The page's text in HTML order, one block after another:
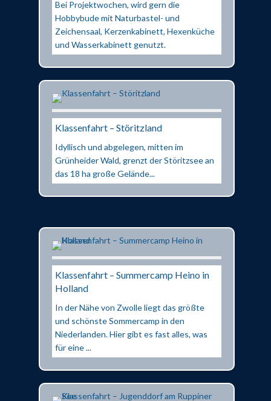
Bei Projektwochen, wird gern die
Hobbybude mit Naturbastel- und
Zeichensaal, Kerzenkabinett, Hexenküche
und Wasserkabinett genutzt.
Klassenfahrt – Störitzland
Idyllisch und abgelegen, mitten im
Grünheider Wald, grenzt der Störitzsee an
das 18 ha große Gelände...
Klassenfahrt – Summercamp Heino in
Holland
In der Nähe von Zwolle liegt das größte
und schönste Sommercamp in den
Niederlanden. Hier gibt es fast alles, was
für eine ...